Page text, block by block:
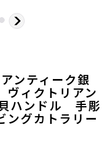
ンティーク銀
ィクトリアン
ハンドル 手彫
グカトラリー